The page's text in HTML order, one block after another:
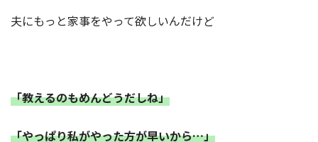
夫にもっと家事をやって欲しいんだけど
「教えるのもめんどうだしね」
「やっぱり私がやった方が早いから…」